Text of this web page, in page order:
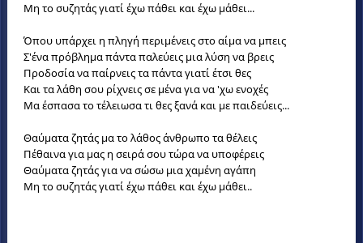
Μη το συζητάς γιατί έχω πάθει και έχω μάθει...
Όπου υπάρχει η πληγή περιμένεις στο αίμα να μπεις
Σ'ένα πρόβλημα πάντα παλεύεις μια λύση να βρεις
Προδοσία να παίρνεις τα πάντα γιατί έτσι θες
Και τα λάθη σου ρίχνεις σε μένα για να 'χω ενοχές
Μα έσπασα το τέλειωσα τι θες ξανά και με παιδεύεις...
Θαύματα ζητάς μα το λάθος άνθρωπο τα θέλεις
Πέθαινα για μας η σειρά σου τώρα να υποφέρεις
Θαύματα ζητάς για να σώσω μια χαμένη αγάπη
Μη το συζητάς γιατί έχω πάθει και έχω μάθει..